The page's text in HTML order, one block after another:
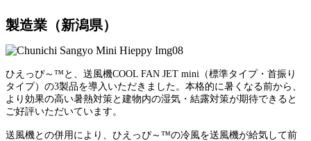
製造業（新潟県）
ひえっぴ～™と、送風機COOL FAN JET mini（標準タイプ・首振り
タイプ）の3製品を導入いただきました。本格的に暑くなる前から、
より効果の高い暑熱対策と建物内の湿気・結露対策が期待できると
ご好評いただいています。
送風機との併用により、ひえっぴ～™の冷風を送風機が給気して前